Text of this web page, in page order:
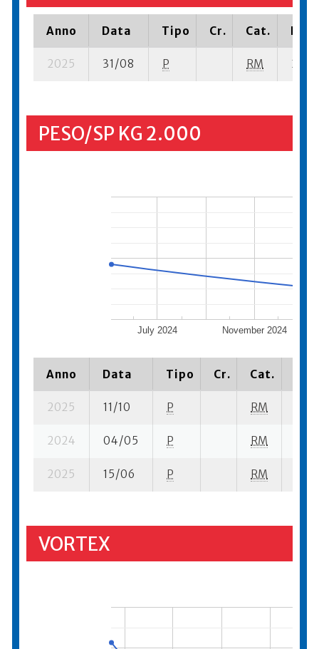
Anno Data Tipo Cr. Cat.
2025 31/08 P RM 25
PESO/SP KG 2.000
July 2024 November 2024
Anno Data Tipo Cr. Cat.
2025 11/10 P RM
2024 04/05 P RM
2025 15/06 P RM
VORTEX